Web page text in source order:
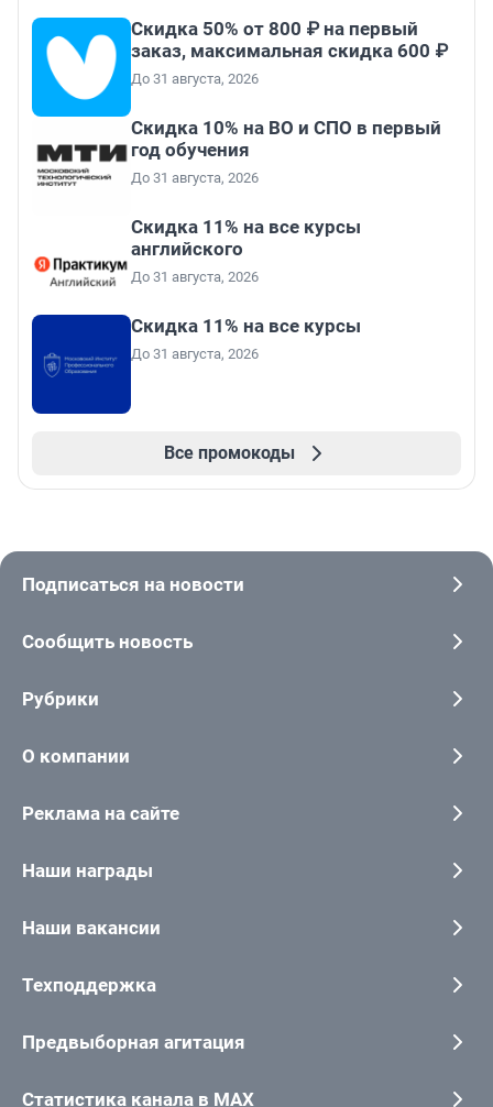
Скидка 50% от 800 ₽ на первый
заказ, максимальная скидка 600 ₽
До 31 августа, 2026
Скидка 10% на ВО и СПО в первый
год обучения
До 31 августа, 2026
Скидка 11% на все курсы
английского
До 31 августа, 2026
Скидка 11% на все курсы
До 31 августа, 2026
Все промокоды
Подписаться на новости
Сообщить новость
Рубрики
О компании
Реклама на сайте
Наши награды
Наши вакансии
Техподдержка
Предвыборная агитация
Статистика канала в MAX